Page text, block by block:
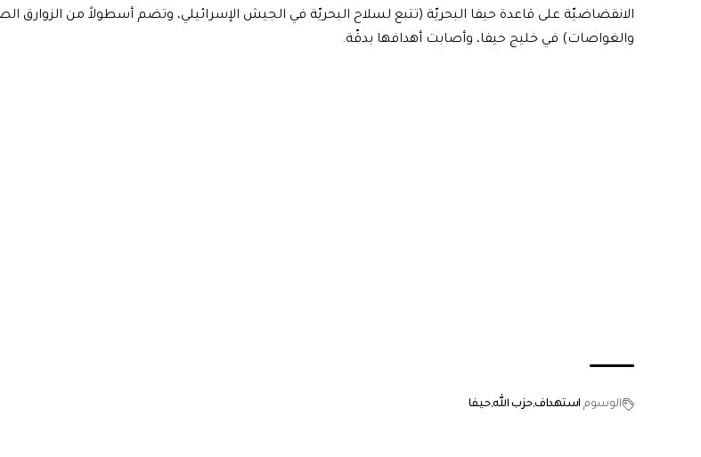
الانقضاضيّة على قاعدة حيفا البحريّة (تتبع لسلاح البحريّة في الجيش الإسرائيلي، وتضم أسطولاً من الزوارق
والغواصات) في خليج حيفا، وأصابت أهدافها بدقّة.
الوسوم استهدافحزب اللهحيفا